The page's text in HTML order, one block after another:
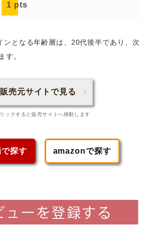
1 pts
となる年齢層は、20代後半であり、次
す。
販売元サイトで見る
ックすると販売サイトへ移動します
探す amazonで探す